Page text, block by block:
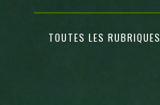
TOUTES LES RUBRIQUES